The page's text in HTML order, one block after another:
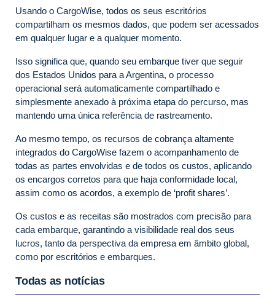
Usando o CargoWise, todos os seus escritórios
compartilham os mesmos dados, que podem ser acessados
em qualquer lugar e a qualquer momento.
Isso significa que, quando seu embarque tiver que seguir
dos Estados Unidos para a Argentina, o processo
operacional será automaticamente compartilhado e
simplesmente anexado à próxima etapa do percurso, mas
mantendo uma única referência de rastreamento.
Ao mesmo tempo, os recursos de cobrança altamente
integrados do CargoWise fazem o acompanhamento de
todas as partes envolvidas e de todos os custos, aplicando
os encargos corretos para que haja conformidade local,
assim como os acordos, a exemplo de ‘profit shares’.
Os custos e as receitas são mostrados com precisão para
cada embarque, garantindo a visibilidade real dos seus
lucros, tanto da perspectiva da empresa em âmbito global,
como por escritórios e embarques.
Todas as notícias